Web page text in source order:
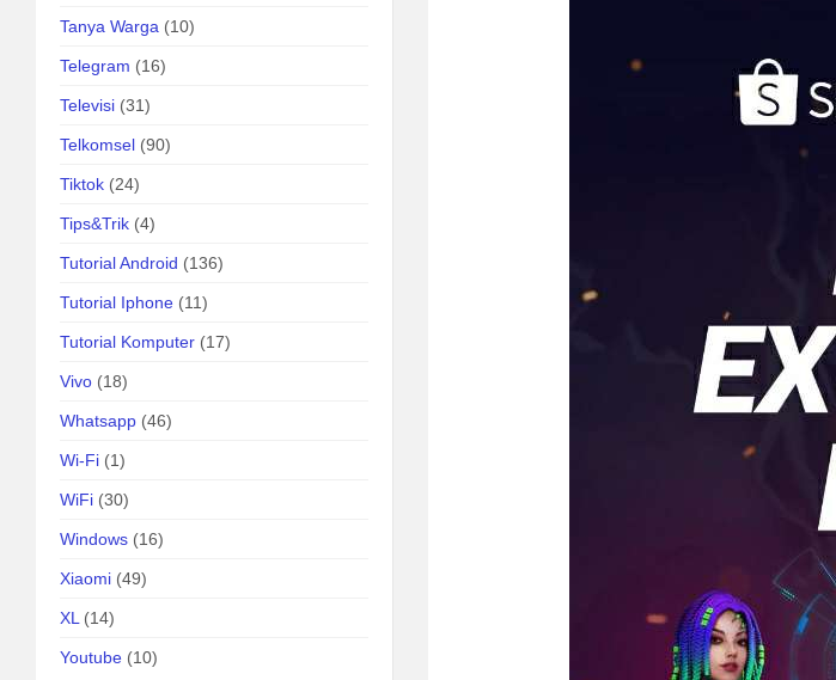
Tanya Warga (10)
Telegram (16)
Televisi (31)
Telkomsel (90)
Tiktok (24)
Tips&Trik (4)
Tutorial Android (136)
Tutorial Iphone (11)
Tutorial Komputer (17)
Vivo (18)
Whatsapp (46)
Wi-Fi (1)
WiFi (30)
Windows (16)
Xiaomi (49)
XL (14)
Youtube (10)